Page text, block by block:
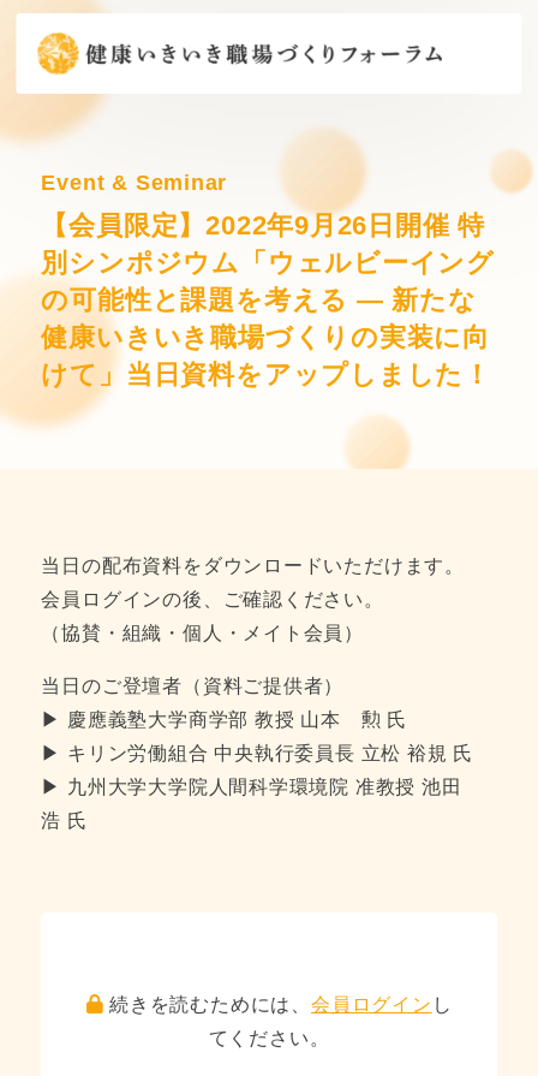
Event & Seminar
【会員限定】2022年9月26日開催 特
別シンポジウム「ウェルビーイング
の可能性と課題を考える ― 新たな
健康いきいき職場づくりの実装に向
けて」当日資料をアップしました！
当日の配布資料をダウンロードいただけます。
会員ログインの後、ご確認ください。
（協賛・組織・個人・メイト会員）
当日のご登壇者（資料ご提供者）
▶ 慶應義塾大学商学部 教授 山本 勲 氏
▶ キリン労働組合 中央執行委員長 立松 裕規 氏
▶ 九州大学大学院人間科学環境院 准教授 池田
浩 氏
続きを読むためには、 会員ログイン し
てください。